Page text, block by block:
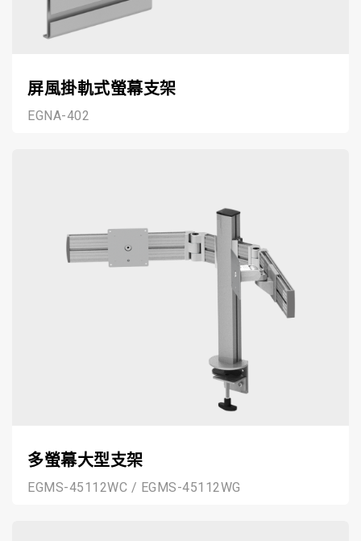
屏風掛軌式螢幕支架
EGNA-402
多螢幕大型支架
EGMS-45112WC / EGMS-45112WG